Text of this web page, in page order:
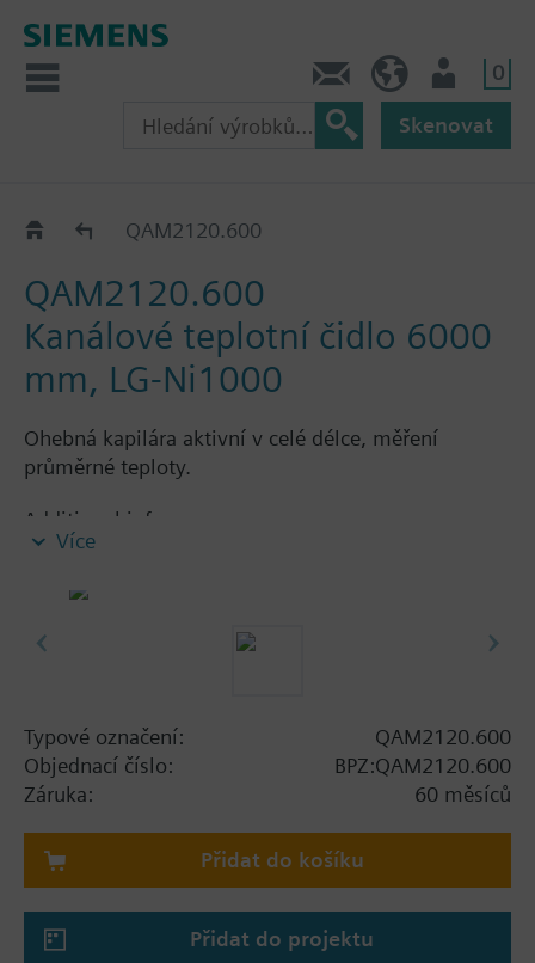
0
Skenovat
QAM21..QAM2120.600
QAM2120.600
Kanálové teplotní čidlo 6000
mm, LG-Ni1000
Ohebná kapilára aktivní v celé délce, měření
průměrné teploty.
Additional info
Poznámka k upevnění:
Více
Typové označení:
QAM2120.600
Objednací číslo:
BPZ:QAM2120.600
Záruka:
60 měsíců
Přidat do košíku
Přidat do projektu